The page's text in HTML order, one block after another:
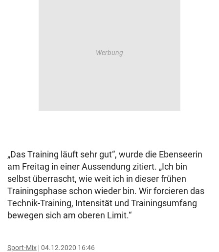
„Das Training läuft sehr gut“, wurde die Ebenseerin
am Freitag in einer Aussendung zitiert. „Ich bin
selbst überrascht, wie weit ich in dieser frühen
Trainingsphase schon wieder bin. Wir forcieren das
Technik-Training, Intensität und Trainingsumfang
bewegen sich am oberen Limit.“
Sport-Mix 04.12.2020 16:46